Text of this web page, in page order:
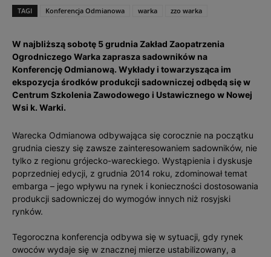
TAGI Konferencja Odmianowa warka zzo warka
W najbliższą sobotę 5 grudnia Zakład Zaopatrzenia
Ogrodniczego Warka zaprasza sadowników na
Konferencję Odmianową. Wykłady i towarzysząca im
ekspozycja środków produkcji sadowniczej odbędą się w
Centrum Szkolenia Zawodowego i Ustawicznego w Nowej
Wsi k. Warki.
Warecka Odmianowa odbywająca się corocznie na początku
grudnia cieszy się zawsze zainteresowaniem sadowników, nie
tylko z regionu grójecko-wareckiego. Wystąpienia i dyskusje
poprzedniej edycji, z grudnia 2014 roku, zdominował temat
embarga – jego wpływu na rynek i konieczności dostosowania
produkcji sadowniczej do wymogów innych niż rosyjski
rynków.
Tegoroczna konferencja odbywa się w sytuacji, gdy rynek
owoców wydaje się w znacznej mierze ustabilizowany, a